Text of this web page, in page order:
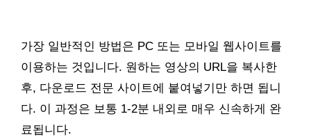
가장 일반적인 방법은 PC 또는 모바일 웹사이트를
이용하는 것입니다. 원하는 영상의 URL을 복사한
후, 다운로드 전문 사이트에 붙여넣기만 하면 됩니
다. 이 과정은 보통 1-2분 내외로 매우 신속하게 완
료됩니다.